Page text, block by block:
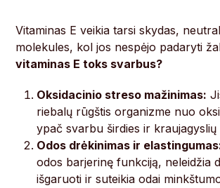
Vitaminas E veikia tarsi skydas,
molekules, kol jos nespėjo padaryti
vitaminas E toks svarbus?
Oksidacinio streso mažinimas:
riebalų rūgštis organizme nuo
ypač svarbu širdies ir kraujagyslių
Odos drėkinimas ir
odos barjerinę funkciją, neleidžia
išgaruoti ir suteikia odai